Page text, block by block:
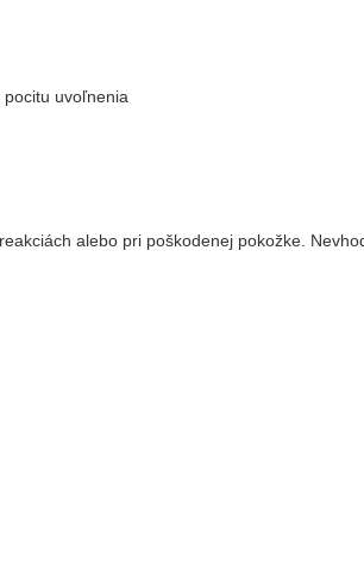
uvoľnenia
alebo pri poškodenej pokožke.